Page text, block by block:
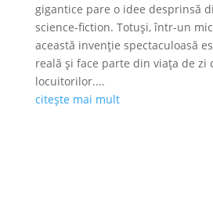
gigantice pare o idee desprinsă
science-fiction. Totuși, într-un
această invenție spectaculoasă
reală și face parte din viața de zi
locuitorilor....
citește mai mult